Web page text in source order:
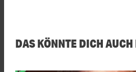
DAS KÖNNTE DICH